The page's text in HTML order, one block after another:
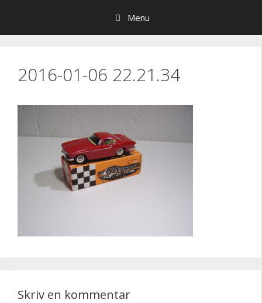
indhold
Menu
2016-01-06 22.21.34
Skriv en kommentar